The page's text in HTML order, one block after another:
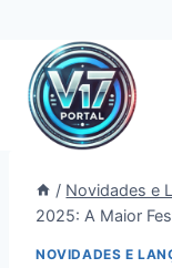
Pular
para
Conteúdo
/ Novidades e
2025: A Maior
NOVIDADES E